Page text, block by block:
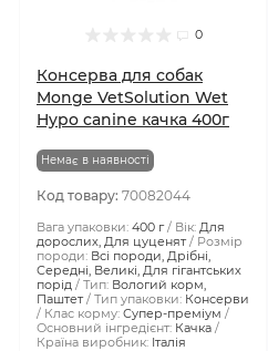
0
Консерва для собак
Monge VetSolution Wet
Hypo canine качка 400г
Немає в наявності
Код товару: 70082044
Вага упаковки: 400 г Вік: Для
дорослих, Для цуценят
Розмір
породи: Всі породи, Дрібні,
Середні, Великі, Для гігантських
порід
Тип: Вологий корм,
Паштет
Тип упаковки: Консерви
Клас корму: Супер-преміум
Основний інгредієнт: Качка
Країна виробник: Італія